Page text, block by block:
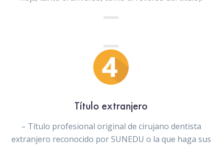
Título extranjero
– Título profesional original de cirujano dentista
extranjero reconocido por SUNEDU o la que haga sus